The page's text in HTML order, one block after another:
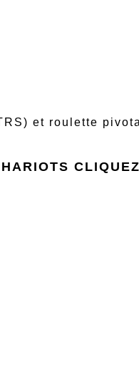
et roulette